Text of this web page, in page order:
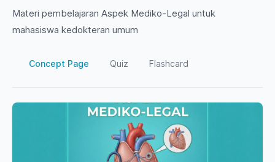
Materi pembelajaran Aspek Mediko-Legal untuk
mahasiswa kedokteran umum
Concept Page Quiz Flashcard